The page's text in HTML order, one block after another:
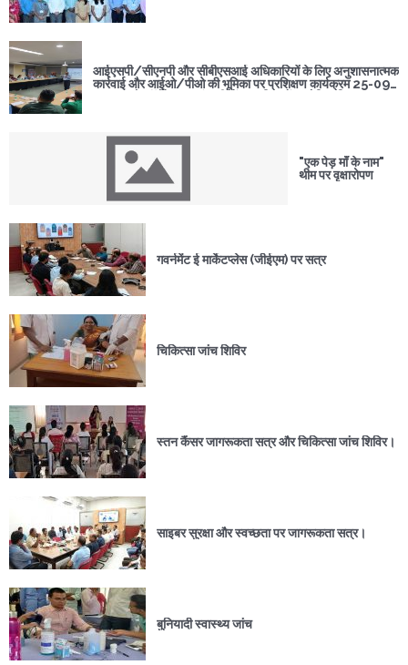
आईएसपी/सीएनपी और सीबीएसआई अधिकारियों के लिए अनुशासनात्मक
कार्रवाई और आईओ/पीओ की भूमिका पर प्रशिक्षण कार्यक्रम 25-09-
"एक पेड़ माँ के नाम"
थीम पर वृक्षारोपण
गवर्नमेंट ई मार्केटप्लेस (जीईएम) पर सत्र
चिकित्सा जांच शिविर
स्तन कैंसर जागरूकता सत्र और चिकित्सा जांच शिविर।
साइबर सुरक्षा और स्वच्छता पर जागरूकता सत्र।
बुनियादी स्वास्थ्य जांच